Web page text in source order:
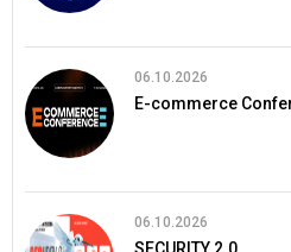
06.10.2026
E-commerce
06.10.2026
SECURITY 2.0